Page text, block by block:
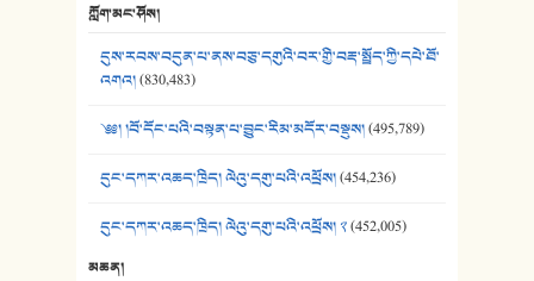
40. ང་ཚོ་ཕན་ཚུན་མཇལ་ནས། - ཟླ་སྒྲོན།
ཀློག་མང་ཤོས།
དུས་རབས་བདུན་པ་ནས་བཅུ་དགུའི་བར་གྱི་བརྡ་སྤྲོད་ཀྱི་དཔེ་ཐོ་
འགའ།(830,483)
༄༅། །བོ་དོང་པའི་བསྟན་པ་བྱུང་རིམ་མདོར་བསྡུས།(495,789)
དུང་དཀར་འཆད་ཁྲིད། ལེའུ་དགུ་པའི་འཕྲོས།(454,236)
དུང་དཀར་འཆད་ཁྲིད། ལེའུ་དགུ་པའི་འཕྲོས། ༢(452,005)
མཆན།